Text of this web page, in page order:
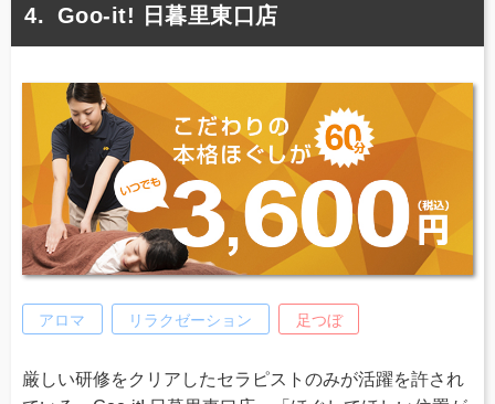
Goo-it! 日暮里東口店
アロマ リラクゼーション 足つぼ
厳しい研修をクリアしたセラピストのみが活躍を許され